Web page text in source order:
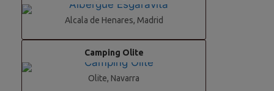
Alcala de Henares, Madrid
Camping Olite
Olite, Navarra